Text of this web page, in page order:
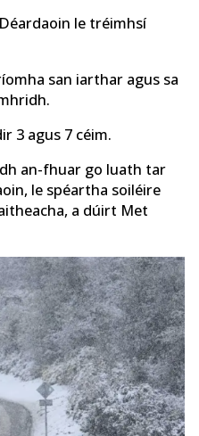
le tréimhsí
san iarthar agus sa
3 agus 7 céim.
an-fhuar go luath tar
le spéartha soiléire
a dúirt Met